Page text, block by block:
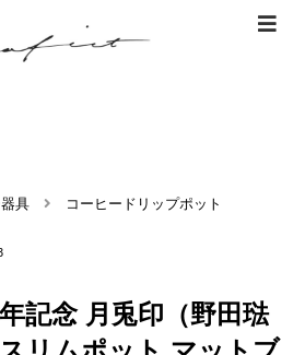
具 コーヒードリップポット
年記念 月兎印（野田琺